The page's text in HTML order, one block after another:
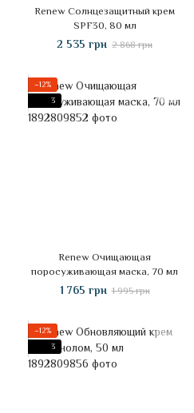
Renew Солнцезащитный крем
SPF30, 80 мл
2 535 грн 2 868 грн
−12%
3
Renew Очищающая
поросуживающая маска, 70 мл
1 765 грн 1 995 грн
−12%
3